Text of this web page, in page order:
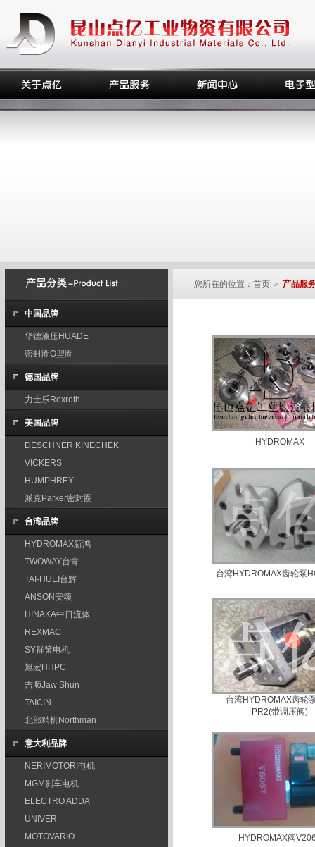
中国品牌
华德液压HUADE
密封圈O型圈
德国品牌
力士乐Rexroth
美国品牌
DESCHNER KINECHEK
VICKERS
HUMPHREY
派克Parker密封圈
台湾品牌
HYDROMAX新鸿
TWOWAY台肯
TAI-HUEI台辉
ANSON安颂
HINAKA中日流体
REXMAC
SY群策电机
旭宏HHPC
吉顺Jaw Shun
TAICIN
北部精机Northman
意大利品牌
NERIMOTORI电机
MGM刹车电机
ELECTRO ADDA
UNIVER
MOTOVARIO
您所在的位置：首页 ＞ 产品服
HYDROMAX
台湾HYDROMAX齿轮泵
台湾HYDROMAX齿轮
PR2(带调压阀)
HYDROMAX阀